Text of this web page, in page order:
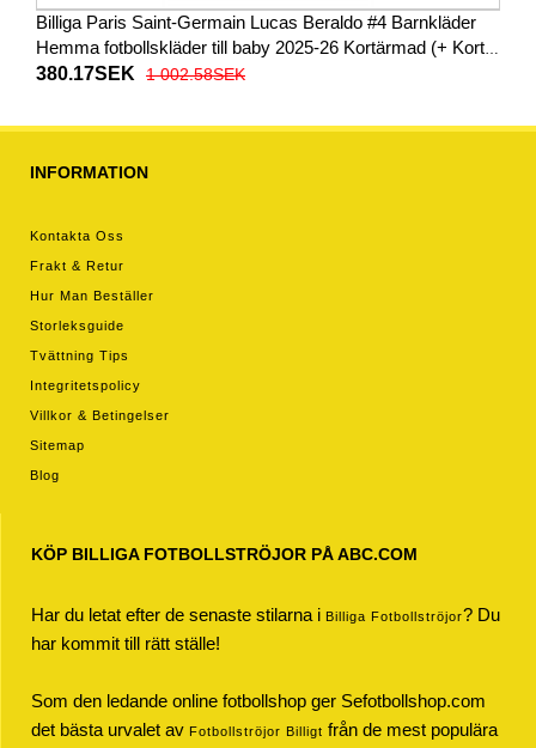
Billiga Paris Saint-Germain Lucas Beraldo #4 Barnkläder
Hemma fotbollskläder till baby 2025-26 Kortärmad (+ Korta
byxor)
380.17SEK 1 002.58SEK
INFORMATION
Kontakta Oss
Frakt & Retur
Hur Man Beställer
Storleksguide
Tvättning Tips
Integritetspolicy
Villkor & Betingelser
Sitemap
Blog
KÖP BILLIGA FOTBOLLSTRÖJOR PÅ ABC.COM
Har du letat efter de senaste stilarna i Billiga Fotbollströjor? Du
har kommit till rätt ställe!
Som den ledande online fotbollshop ger Sefotbollshop.com
det bästa urvalet av Fotbollströjor Billigt från de mest populära